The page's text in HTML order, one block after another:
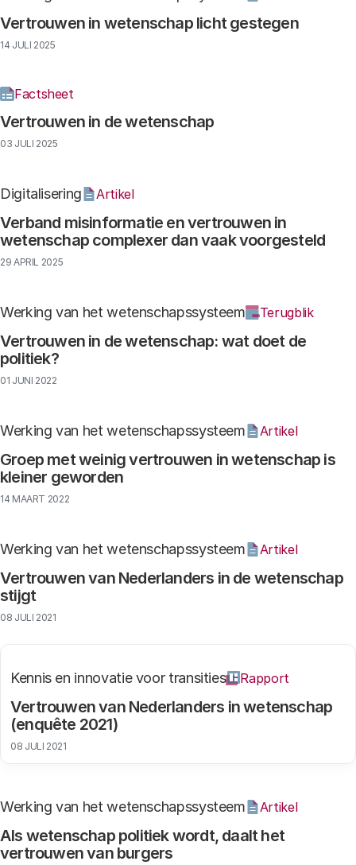
Vertrouwen in wetenschap licht gestegen
14 JULI 2025
Vertrouwen in de wetenschap
Factsheet
03 JULI 2025
Verband misinformatie en vertrouwen in
wetenschap complexer dan vaak voorgesteld
Digitalisering Artikel
29 APRIL 2025
Vertrouwen in de wetenschap: wat doet de
politiek?
Werking van het wetenschapssysteem Terugblik
01 JUNI 2022
Groep met weinig vertrouwen in wetenschap is
kleiner geworden
Werking van het wetenschapssysteem Artikel
14 MAART 2022
Vertrouwen van Nederlanders in de wetenschap
stijgt
Werking van het wetenschapssysteem Artikel
08 JULI 2021
Vertrouwen van Nederlanders in wetenschap
(enquête 2021)
Kennis en innovatie voor transities Rapport
08 JULI 2021
Als wetenschap politiek wordt, daalt het
vertrouwen van burgers
Werking van het wetenschapssysteem Artikel